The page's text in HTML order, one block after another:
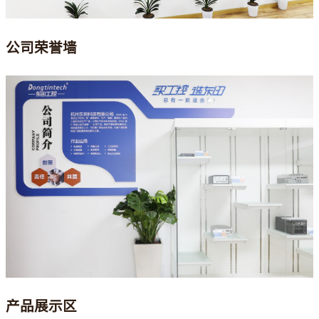
公司荣誉墙
产品展示区